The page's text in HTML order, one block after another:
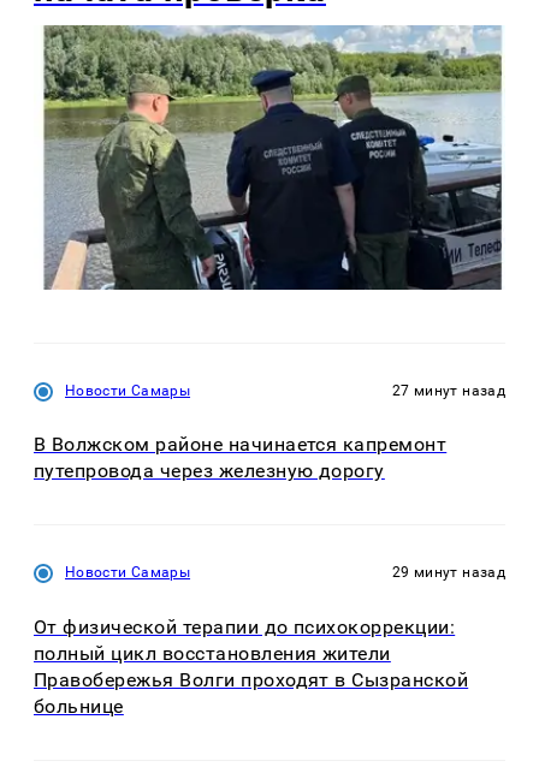
Новости Самары 27 минут назад
В Волжском районе начинается капремонт
путепровода через железную дорогу
Новости Самары 29 минут назад
От физической терапии до психокоррекции:
полный цикл восстановления жители
Правобережья Волги проходят в Сызранской
больнице